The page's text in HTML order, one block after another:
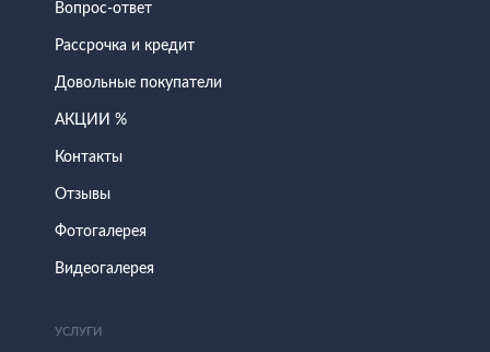
Вопрос-ответ
Рассрочка и кредит
Довольные покупатели
АКЦИИ %
Контакты
Отзывы
Фотогалерея
Видеогалерея
УСЛУГИ